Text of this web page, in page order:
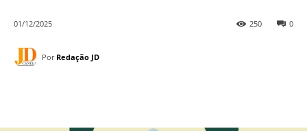
01/12/2025 0
250
Por Redação JD